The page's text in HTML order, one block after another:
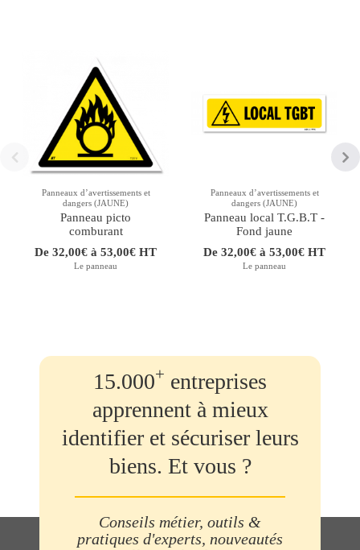
Panneaux d’avertissements et
dangers (JAUNE)
Panneau picto
comburant
De 32,00€ à 53,00€ HT
Le panneau
Panneaux d’avertissements et
dangers (JAUNE)
Panneau local T.G.B.T -
Fond jaune
De 32,00€ à 53,00€ HT
Le panneau
15.000+ entreprises
apprennent à mieux
identifier et sécuriser leurs
biens. Et vous ?
Conseils métier, outils &
pratiques d'experts, nouveautés